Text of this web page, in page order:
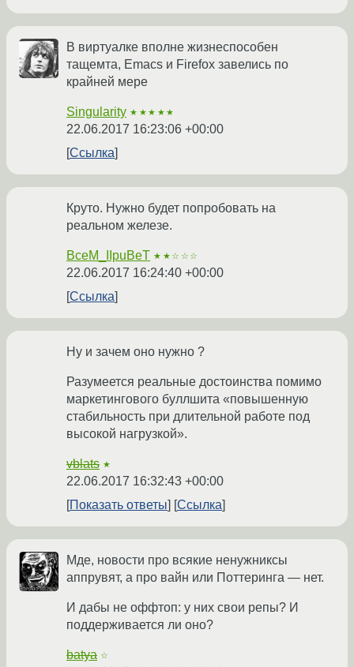
В виртуалке вполне жизнеспособен
тащемта, Emacs и Firefox завелись по
крайней мере
Singularity ★★★★★
22.06.2017 16:23:06 +00:00
Ссылка
Круто. Нужно будет попробовать на
реальном железе.
BceM_IIpuBeT ★★☆☆☆
22.06.2017 16:24:40 +00:00
Ссылка
Ну и зачем оно нужно ?
Разумеется реальные достоинства помимо
маркетингового буллшита «повышенную
стабильность при длительной работе под
высокой нагрузкой».
vblats ★
22.06.2017 16:32:43 +00:00
Показать ответы
Ссылка
Мде, новости про всякие ненужниксы
аппрувят, а про вайн или Поттеринга — нет.
И дабы не оффтоп: у них свои репы? И
поддерживается ли оно?
batya ☆